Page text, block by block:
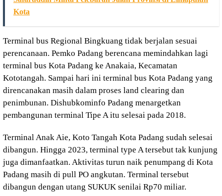
Kota
Terminal bus Regional Bingkuang tidak berjalan sesuai
perencanaan. Pemko Padang berencana memindahkan lagi
terminal bus Kota Padang ke Anakaia, Kecamatan
Kototangah. Sampai hari ini terminal bus Kota Padang yang
direncanakan masih dalam proses land clearing dan
penimbunan. Dishubkominfo Padang menargetkan
pembangunan terminal Tipe A itu selesai pada 2018.
Terminal Anak Aie, Koto Tangah Kota Padang sudah selesai
dibangun. Hingga 2023, terminal type A tersebut tak kunjung
juga dimanfaatkan. Aktivitas turun naik penumpang di Kota
Padang masih di pull PO angkutan. Terminal tersebut
dibangun dengan utang SUKUK senilai Rp70 miliar.